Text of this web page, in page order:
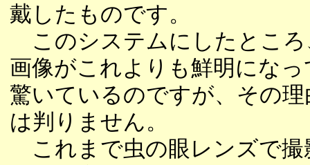
戴したものです。
このシステムにしたところ
画像がこれよりも鮮明になっ
驚いているのですが、その理
は判りません。
これまで虫の眼レンズで撮